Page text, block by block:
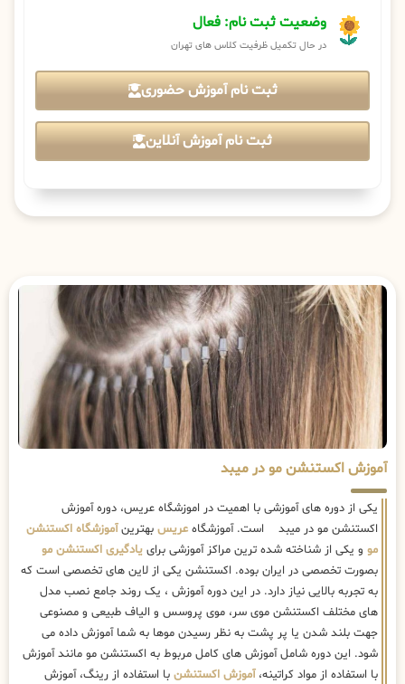
وضعیت ثبت نام: فعال
در حال تکمیل ظرفیت کلاس های تهران
ثبت نام آموزش حضوری
ثبت نام آموزش آنلاین
آموزش اکستنشن مو در میبد
یکی از دوره های آموزشی با اهمیت در اموزشگاه عریس، دوره آموزش
اکستنشن مو در میبد است. آموزشگاه عریس بهترینآموزشگاه اکستنشن
مو و یکی از شناخته شده ترین مراکز آموزشی برای یادگیری اکستنشن مو
بصورت تخصصی در ایران بوده. اکستنشن یکی از لاین های تخصصی است که
به تجربه بالایی نیاز دارد. در این دوره آموزش ، یک روند جامع نصب مدل
های مختلف اکستنشن موی سر، موی پروسس و الیاف طبیعی و مصنوعی
جهت بلند شدن یا پر پشت به نظر رسیدن موها به شما آموزش داده می
شود. این دوره شامل آموزش های کامل مربوط به اکستنشن مو مانند آموزش
با استفاده از مواد کراتینه،آموزش اکستنشن با استفاده از رینگ، آموزش